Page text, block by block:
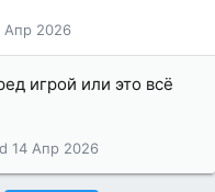
Апр 2026
игрой или это всё
14 Апр 2026